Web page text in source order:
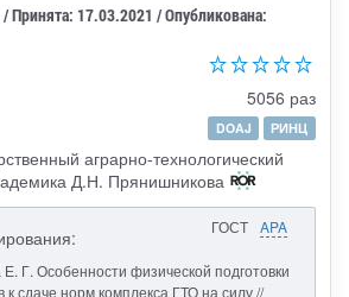
Принята: 17.03.2021 / Опубликована:
5056 раз
DOAJ
РИНЦ
аграрно-технологический
Д.Н. Прянишникова
ГОСТ APA
Г. Особенности физической подготовки
к сдаче норм комплекса ГТО на силу //